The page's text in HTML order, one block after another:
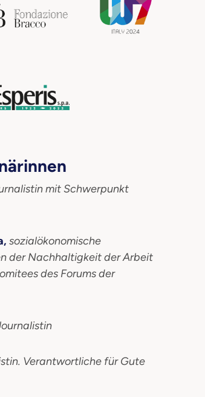
mit Schwerpunkt
sozialökonomische
der Nachhaltigkeit der Arbeit
des Forums der
Verantwortliche für Gute